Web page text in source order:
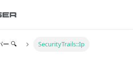
ー 🔍 SecurityTrails::Ip